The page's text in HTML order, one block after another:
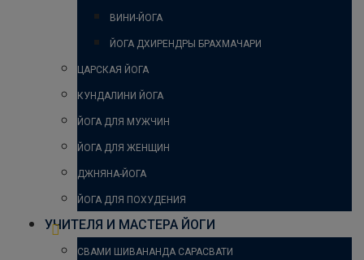
ВИНИ-ЙОГА
ЙОГА ДХИРЕНДРЫ БРАХМАЧАРИ
ЦАРСКАЯ ЙОГА
КУНДАЛИНИ ЙОГА
ЙОГА ДЛЯ МУЖЧИН
ЙОГА ДЛЯ ЖЕНЩИН
ДЖНЯНА-ЙОГА
ЙОГА ДЛЯ ПОХУДЕНИЯ
УЧИТЕЛЯ И МАСТЕРА ЙОГИ
СВАМИ ШИВАНАНДА САРАСВАТИ